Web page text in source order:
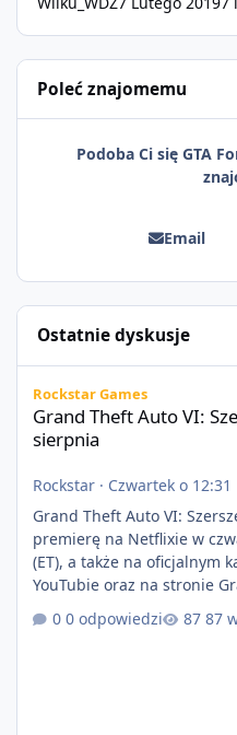
Poleć znajomemu
Podoba Ci się GTA
Email
Ostatnie dyskusje
Rockstar Games
Grand Theft Auto VI:
sierpnia
Rockstar · Czwartek o 12:31
Grand Theft Auto VI:
premierę na Netflixie w
(ET), a także na oficjalnym
YouTubie oraz na stronie
(ET) 27 sierpnia. https://
Auto VI będzie dostępne 19
0 odpowiedzi 87